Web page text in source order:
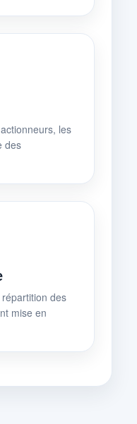
les
des
des
mise en